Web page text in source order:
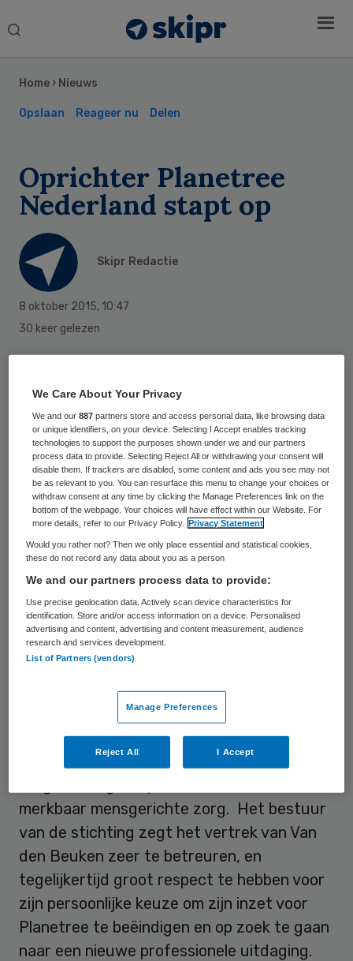
Search
Home › Nieuws
Opslaan Reageer nu Delen
Oprichter Planetree
Nederland stapt op
Skipr Redactie
8 oktober 2015, 10:47
30 keer gelezen
bestuursvoorzitter van Planetree
Nederland, stapt op met ingang van 1
januari 2016. Volgens het bestuur van de
organisatie gaat hij op zoek naar “een
nieuwe professionele uitdaging”.
Het bestuur gaat op zoek naar een
opvolger van Van den Beuken. Intussen zal
Joep Verbugt vanaf 1 januari de rol
vervullen van waarnemend voorzitter. Hij is
al langer bestuurslid van Planetree. Tevens
is Verbugt bestuursvoorzitter van GGz
Stichting Planetree Nederland is opgericht
in 2006 en helpt zorgverleners en
merkbaar mensgerichte zorg. Het bestuur
van de stichting zegt het vertrek van Van
den Beuken zeer te betreuren, en
tegelijkertijd groot respect te hebben voor
zijn persoonlijke keuze om zijn inzet voor
Planetree te beëindigen en op zoek te gaan
naar een nieuwe professionele uitdaging.
Sidebar
We Care About Your Privacy
We and our887 partners store and access personal data, like browsing data
or unique identifiers, on your device. Selecting I Accept enables tracking
technologies to support the purposes shown under we and our partners
process data to provide. Selecting Reject All or withdrawing your consent will
disable them. If trackers are disabled, some content and ads you see may not
be as relevant to you. You can resurface this menu to change your choices or
withdraw consent at any time by clicking the Manage Preferences link on the
bottom of the webpage. Your choices will have effect within our Website. For
more details, refer to our Privacy Policy.
Privacy Statement
Would you rather not? Then we only place essential and statistical cookies,
these do not record any data about you as a person
We and our partners process data to provide:
Use precise geolocation data. Actively scan device characteristics for
identification. Store and/or access information on a device. Personalised
advertising and content, advertising and content measurement, audience
research and services development.
List of Partners (vendors)
Manage Preferences
Reject All I Accept